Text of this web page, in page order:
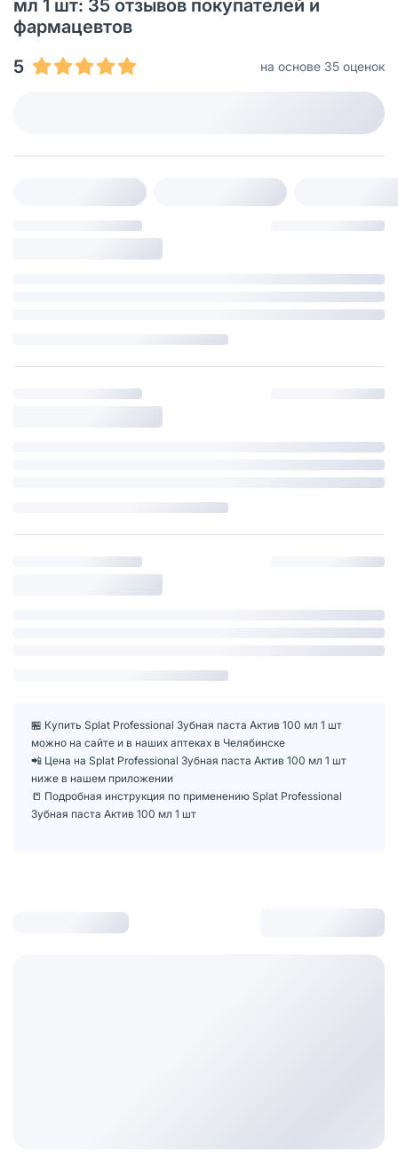
мл 1 шт: 35 отзывов покупателей и
фармацевтов
5
на основе 35 оценок
🏪 Купить Splat Professional Зубная паста Актив 100 мл 1 шт
можно на сайте и в наших аптеках в Челябинске
📲 Цена на Splat Professional Зубная паста Актив 100 мл 1 шт
ниже в нашем приложении
📒 Подробная инструкция по применению Splat Professional
Зубная паста Актив 100 мл 1 шт